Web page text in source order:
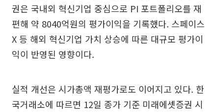
권은 국내외 혁신기업 중심으로 PI 포트폴리오를 재
편해 약 8040억원의 평가이익을 기록했다. 스페이스
X 등 해외 혁신기업 가치 상승에 따른 대규모 평가이
익이 반영된 영향이다.
실적 개선은 시가총액 재평가로도 이어지고 있다. 한
국거래소에 따르면 12일 종가 기준 미래에셋증권 시